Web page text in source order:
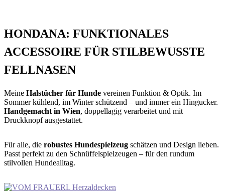
HONDANA: FUNKTIONALES
ACCESSOIRE FÜR STILBEWUSSTE
FELLNASEN
Meine Halstücher für Hunde vereinen Funktion & Optik. Im
Sommer kühlend, im Winter schützend – und immer ein Hingucker.
Handgemacht in Wien, doppellagig verarbeitet und mit
Druckknopf ausgestattet.
Für alle, die robustes Hundespielzeug schätzen und Design lieben.
Passt perfekt zu den Schnüffelspielzeugen – für den rundum
stilvollen Hundealltag.